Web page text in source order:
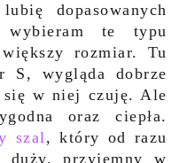
dopasowanych
te typu
rozmiar. Tu
S, wygląda dobrze
się w niej czuję. Ale
oraz ciepła.
szal, który od razu
duży, przyjemny w